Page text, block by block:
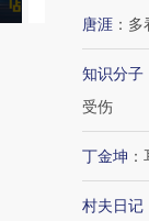
唐涯 ： 多
知识分子
受伤
丁金坤 ：
村夫日记